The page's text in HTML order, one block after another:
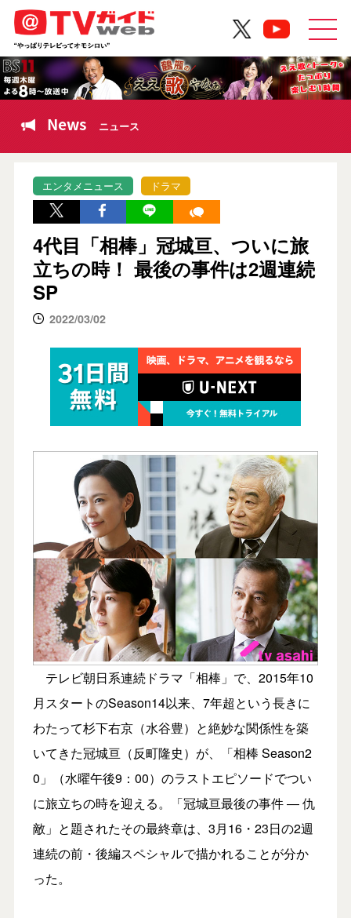
News ニュース
エンタメニュース ドラマ
4代目「相棒」冠城亘、ついに旅
立ちの時！ 最後の事件は2週連続
SP
2022/03/02
テレビ朝日系連続ドラマ「相棒」で、2015年10
月スタートのSeason14以来、7年超という長きに
わたって杉下右京（水谷豊）と絶妙な関係性を築
いてきた冠城亘（反町隆史）が、「相棒 Season2
0」（水曜午後9：00）のラストエピソードでつい
に旅立ちの時を迎える。「冠城亘最後の事件 ― 仇
敵」と題されたその最終章は、3月16・23日の2週
連続の前・後編スペシャルで描かれることが分か
った。